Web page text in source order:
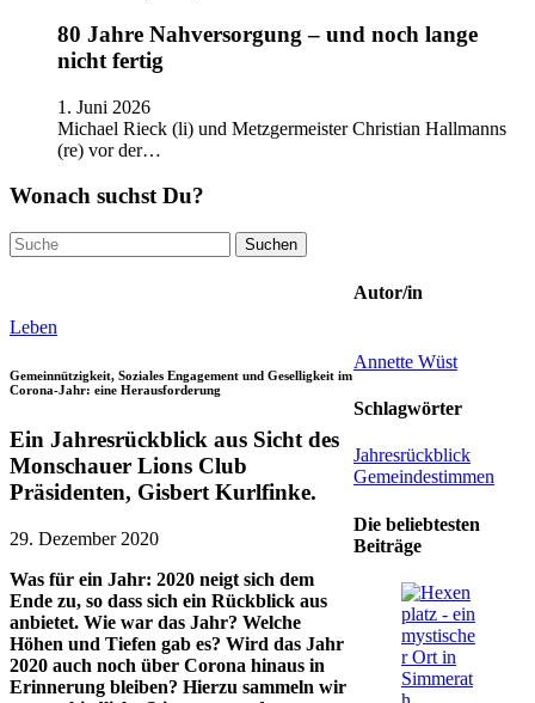
80 Jahre Nahversorgung – und noch lange
nicht fertig
1. Juni 2026
Michael Rieck (li) und Metzgermeister Christian Hallmanns
(re) vor der…
Wonach suchst Du?
Suchen
nach:
Leben
Gemeinnützigkeit, Soziales Engagement und Geselligkeit im
Corona-Jahr: eine Herausforderung
Ein Jahresrückblick aus Sicht des
Monschauer Lions Club
Präsidenten, Gisbert Kurlfinke.
29. Dezember 2020
Was für ein Jahr: 2020 neigt sich dem
Ende zu, so dass sich ein Rückblick aus
anbietet. Wie war das Jahr? Welche
Höhen und Tiefen gab es? Wird das Jahr
2020 auch noch über Corona hinaus in
Erinnerung bleiben? Hierzu sammeln wir
Autor/in
Annette Wüst
Schlagwörter
Jahresrückblick
Gemeindestimmen
Die beliebtesten
Beiträge